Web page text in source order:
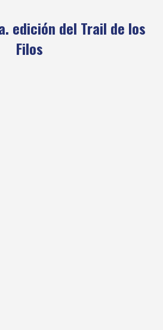
edición del Trail de los
Filos